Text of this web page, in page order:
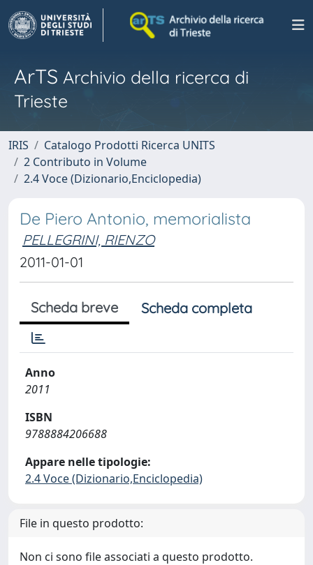
ArTS Archivio della ricerca di
Trieste
IRIS
Catalogo Prodotti Ricerca UNITS
2 Contributo in Volume
2.4 Voce (Dizionario,Enciclopedia)
De Piero Antonio, memorialista
PELLEGRINI, RIENZO
2011-01-01
Scheda breve Scheda completa
Anno
2011
ISBN
9788884206688
Appare nelle tipologie:
2.4 Voce (Dizionario,Enciclopedia)
File in questo prodotto:
Non ci sono file associati a questo prodotto.